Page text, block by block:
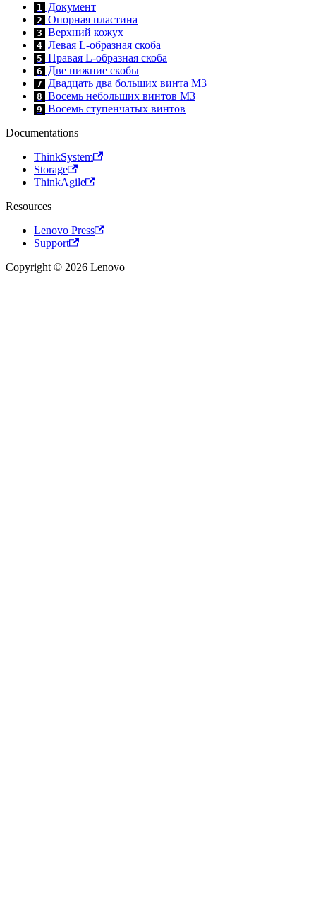
1 Документ
2 Опорная пластина
3 Верхний кожух
4 Левая L-образная скоба
5 Правая L-образная скоба
6 Две нижние скобы
7 Двадцать два больших винта M3
8 Восемь небольших винтов M3
9 Восемь ступенчатых винтов
Documentations
ThinkSystem
Storage
ThinkAgile
Resources
Lenovo Press
Support
Copyright © 2026 Lenovo